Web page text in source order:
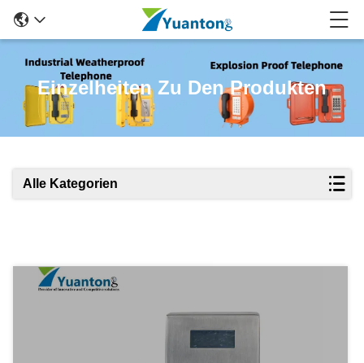
Einzelheiten Zu Den Produkten
Alle Kategorien